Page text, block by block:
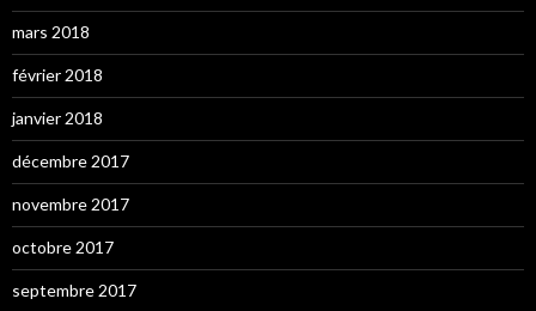
mars 2018
février 2018
janvier 2018
décembre 2017
novembre 2017
octobre 2017
septembre 2017